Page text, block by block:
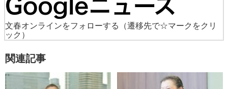
文春オンラインをフォローする
（遷移先で☆マークをクリ
ック）
関連記事